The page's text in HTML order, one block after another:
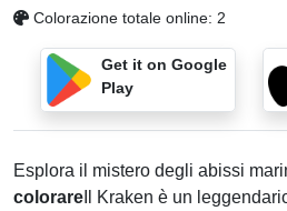
Colorazione totale online: 2
Get it on Google
Play
Esplora il mistero degli abissi
colorare Il Kraken è un